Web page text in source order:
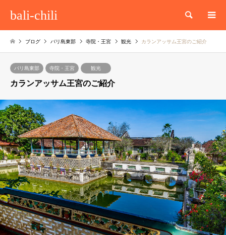
bali-chili 検索
ブログ バリ島東部 寺院・王宮 観光 カランアッサム王宮のご紹介
バリ島東部 寺院・王宮 観光
カランアッサム王宮のご紹介